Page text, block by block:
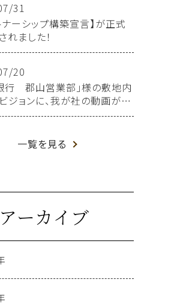
31
ナーシップ構築宣言】が正式
れました！
20
行 郡山営業部」様の敷地内
ジョンに、我が社の動画が放
ことになりました！
一覧を見る
アーカイブ